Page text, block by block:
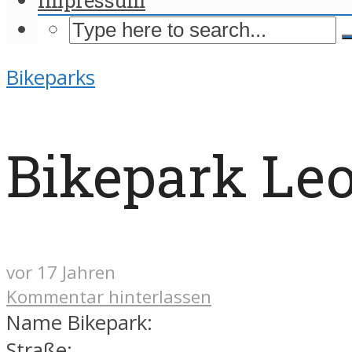
Bikeparks
Bikepark
vor 17 Jahren
Kommentar hinterlassen
Name Bikepark: